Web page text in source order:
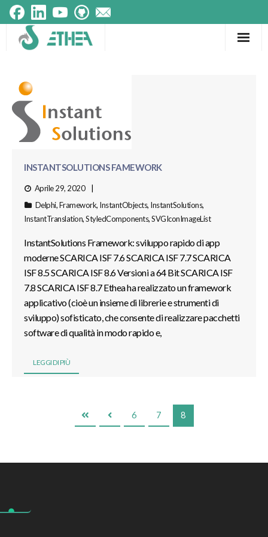
Prodotti
Componenti
Tecnologie
INSTANTSOLUTIONS FAMEWORK
Aprile 29, 2020
Delphi,Framework, InstantObjects, InstantSolutions,
InstantTranslation,StyledComponents,SVGIconImageList
InstantSolutions Framework: sviluppo rapido di app
moderne SCARICA ISF 7.6 SCARICA ISF 7.7 SCARICA
ISF 8.5 SCARICA ISF 8.6 Versioni a 64 Bit SCARICA ISF
7.8 SCARICA ISF 8.7 Ethea ha realizzato un framework
applicativo (cioè un insieme di librerie e strumenti di
sviluppo) sofisticato, che consente di realizzare pacchetti
software di qualità in modo rapido e,
LEGGI DI PIÙ
6 7 8